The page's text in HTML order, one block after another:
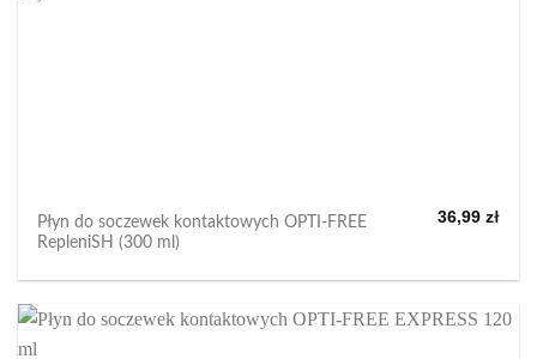
Płyn do soczewek kontaktowych OPTI-FREE
RepleniSH (300 ml)
36,99 zł